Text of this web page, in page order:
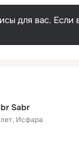
для вас.
Sabr
, Исфара